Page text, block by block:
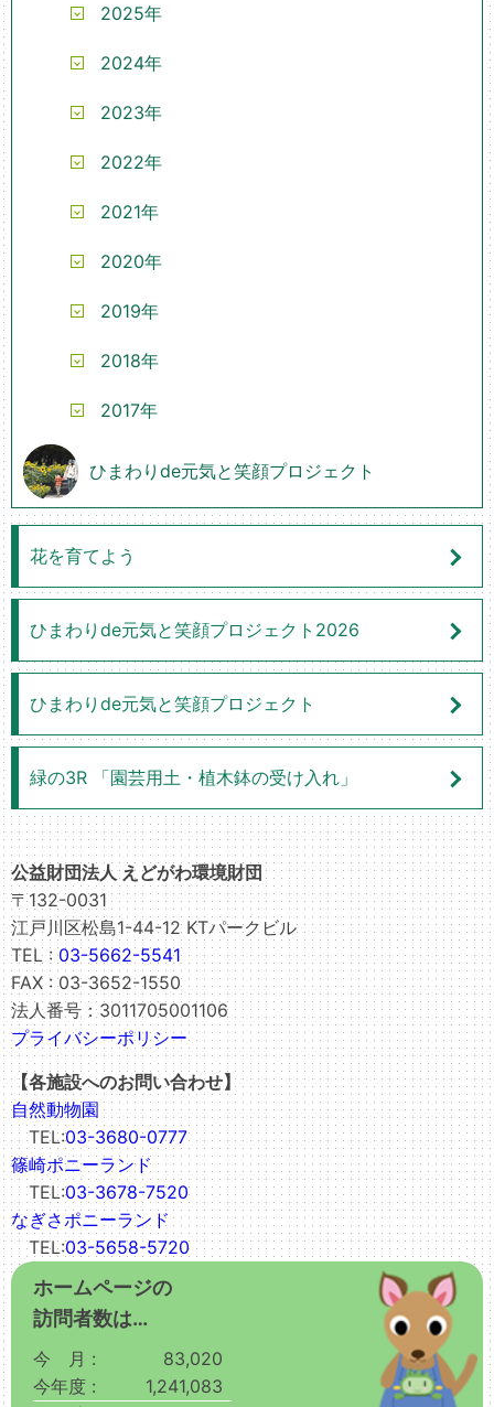
2025年
2024年
2023年
2022年
2021年
2020年
2019年
2018年
2017年
ひまわりde元気と笑顔プロジェクト
花を育てよう
ひまわりde元気と笑顔プロジェクト2026
ひまわりde元気と笑顔プロジェクト
緑の3R 「園芸用土・植木鉢の受け入れ」
公益財団法人 えどがわ環境財団
〒132-0031
江戸川区松島1-44-12 KTパークビル
TEL :03-5662-5541
FAX : 03-3652-1550
法人番号：3011705001106
プライバシーポリシー
【各施設へのお問い合わせ】
自然動物園
TEL:03-3680-0777
篠崎ポニーランド
TEL:03-3678-7520
なぎさポニーランド
TEL:03-5658-5720
ホームページの
訪問者数は…
今 月 :
83,020
今年度 :
1,241,083